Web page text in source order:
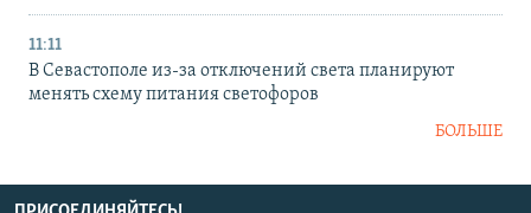
11:11
В Севастополе из-за отключений света планируют
менять схему питания светофоров
БОЛЬШЕ